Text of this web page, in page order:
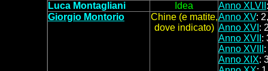
Luca Montagliani
Idea Anno XLVII
Giorgio Montorio
Chine (e matite,
dove indicato)
Anno XV:
Anno XVI :
Anno XVII :
Anno XVIII
Anno XIX: